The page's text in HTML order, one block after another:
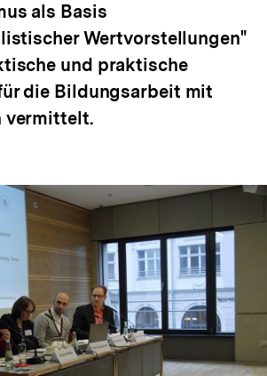
als Basis
Wertvorstellungen"
und praktische
die Bildungsarbeit mit
vermittelt.